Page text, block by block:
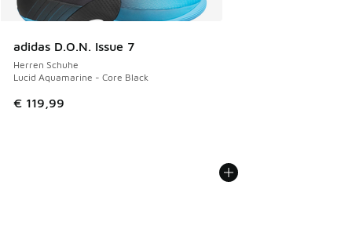
adidas D.O.N. Issue 7
Herren Schuhe
Lucid Aquamarine - Core Black
€ 119,99